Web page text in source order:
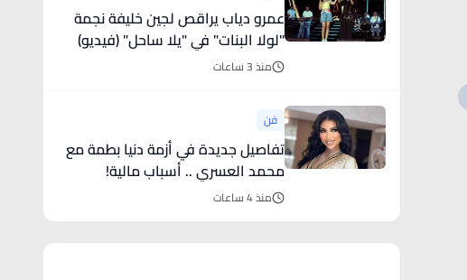
عمرو دياب يراقص لجين خليفة نجمة
"لولا البنات" في "يلا ساحل" (فيديو)
منذ 3 ساعات
فن
تفاصيل جديدة في أزمة دنيا بطمة مع
محمد العسري .. أسباب مالية!
منذ 4 ساعات